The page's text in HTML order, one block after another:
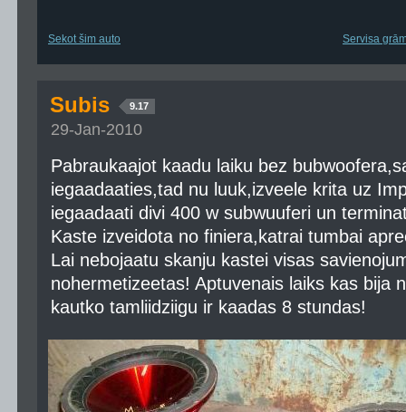
Sekot šim auto Servisa
Subis 9.17
29-Jan-2010
Pabraukaajot kaadu laiku bez
iegaadaaties,tad nu luuk,izveele krita uz
iegaadaati divi 400 w subwuuferi un
Kaste izveidota no finiera,katrai tumbai
Lai nebojaatu skanju kastei visas
nohermetizeetas! Aptuvenais laiks kas bija
kautko tamliidziigu ir kaadas 8 stundas!